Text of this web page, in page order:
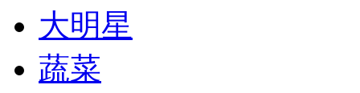
大明星
蔬菜